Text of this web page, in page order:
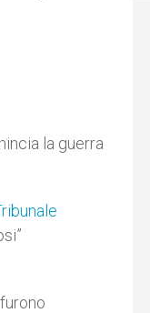
la guerra